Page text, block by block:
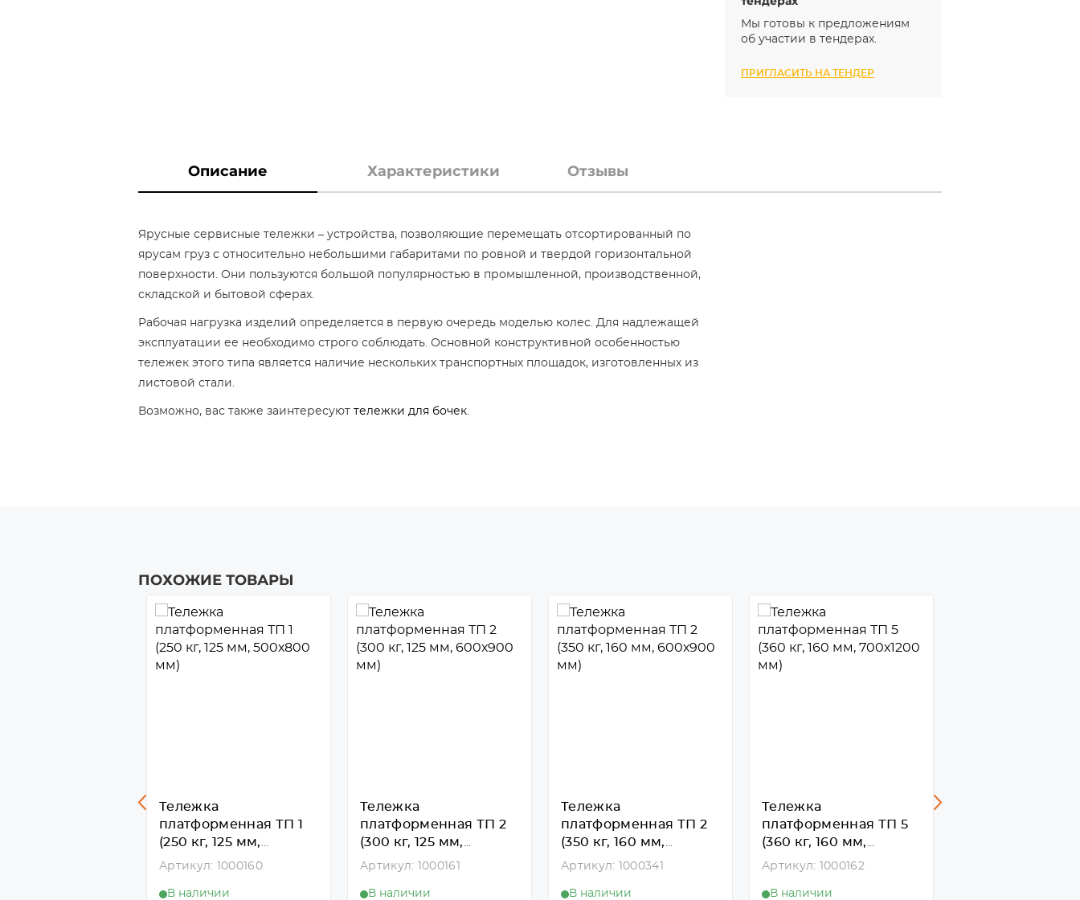
Мы готовы к предложениям
об участии в тендерах.
ПРИГЛАСИТЬ НА ТЕНДЕР
Описание Характеристики Отзывы
Ярусные сервисные тележки – устройства, позволяющие перемещать отсортированный по
ярусам груз с относительно небольшими габаритами по ровной и твердой горизонтальной
поверхности. Они пользуются большой популярностью в промышленной, производственной,
складской и бытовой сферах.
Рабочая нагрузка изделий определяется в первую очередь моделью колес. Для надлежащей
эксплуатации ее необходимо строго соблюдать. Основной конструктивной особенностью
тележек этого типа является наличие нескольких транспортных площадок, изготовленных из
листовой стали.
Возможно, вас также заинтересуют тележки для бочек.
ПОХОЖИЕ ТОВАРЫ
Тележка
платформенная ТП 1
(250 кг, 125 мм,
500х800 мм)
Артикул: 1000160
В наличии
Тележка
платформенная ТП 2
(300 кг, 125 мм,
600х900 мм)
Артикул: 1000161
В наличии
Тележка
платформенная ТП 2
(350 кг, 160 мм,
600х900 мм)
Артикул: 1000341
В наличии
Тележка
платформенная ТП 5
(360 кг, 160 мм,
700х1200 мм)
Артикул: 1000162
В наличии